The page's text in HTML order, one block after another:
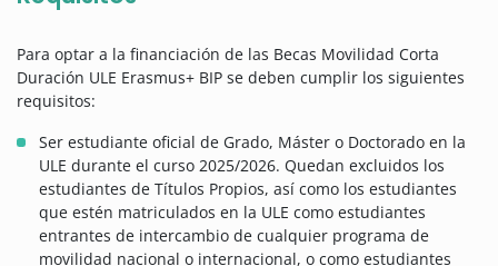
Para optar a la financiación de las Becas Movilidad Corta
Duración ULE Erasmus+ BIP se deben cumplir los siguientes
requisitos:
Ser estudiante oficial de Grado, Máster o Doctorado en la
ULE durante el curso 2025/2026. Quedan excluidos los
estudiantes de Títulos Propios, así como los estudiantes
que estén matriculados en la ULE como estudiantes
entrantes de intercambio de cualquier programa de
movilidad nacional o internacional, o como estudiantes